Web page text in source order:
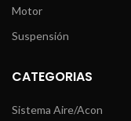
Motor
Suspensión
CATEGORIAS
Sistema Aire/Acon